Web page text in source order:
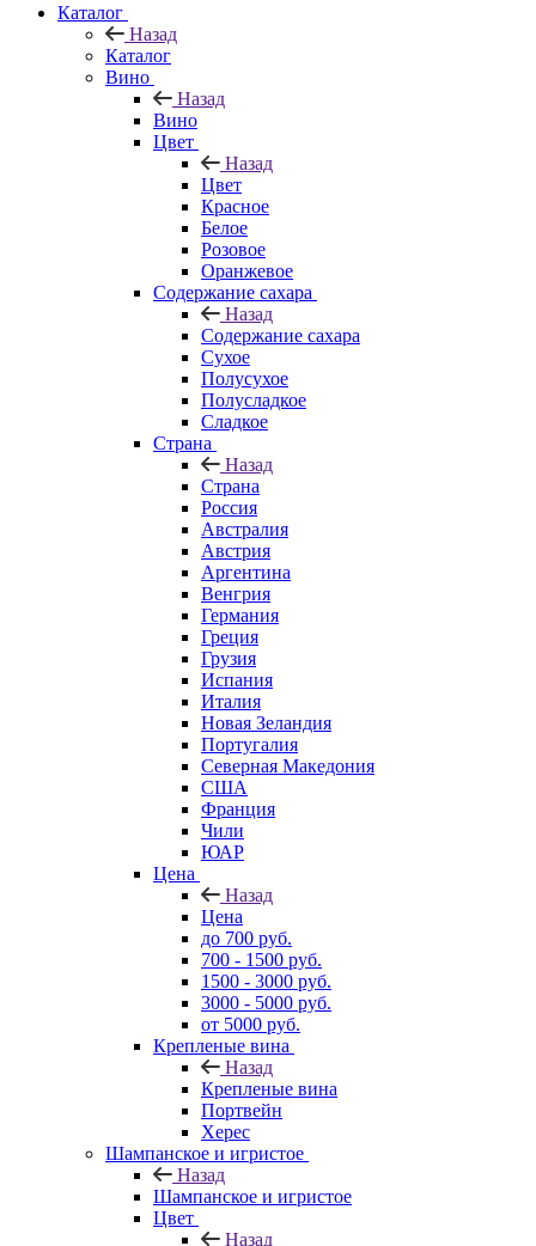
Каталог
Назад
Каталог
Вино
Назад
Вино
Цвет
Назад
Цвет
Красное
Белое
Розовое
Оранжевое
Содержание сахара
Назад
Содержание сахара
Сухое
Полусухое
Полусладкое
Сладкое
Страна
Назад
Страна
Россия
Австралия
Австрия
Аргентина
Венгрия
Германия
Греция
Грузия
Испания
Италия
Новая Зеландия
Португалия
Северная Македония
США
Франция
Чили
ЮАР
Цена
Назад
Цена
до 700 руб.
700 - 1500 руб.
1500 - 3000 руб.
3000 - 5000 руб.
от 5000 руб.
Крепленые вина
Назад
Крепленые вина
Портвейн
Херес
Шампанское и игристое
Назад
Шампанское и игристое
Цвет
Назад